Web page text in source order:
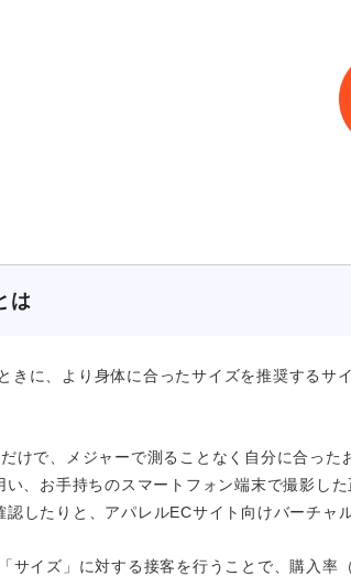
は
きに、より身体に合ったサイズを推奨する
けで、メジャーで測ることなく自分に合っ
、お手持ちのスマートフォン端末で撮影し
したりと、アパレルECサイト向けバーチャ
サイズ」に対する接客を行うことで、購入率